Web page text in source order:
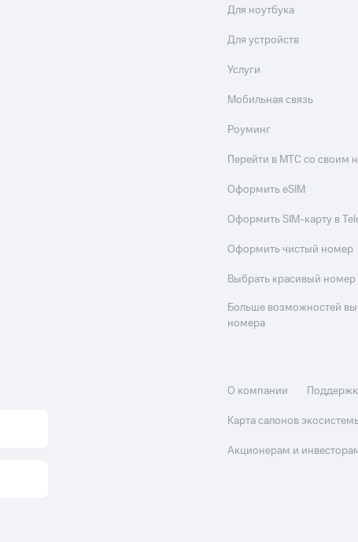
Для ноутбука
Для устройств
Услуги
Мобильная связь
Роуминг
Перейти в МТС со своим
Оформить eSIM
Оформить SIM-карту в
Оформить чистый номер
Выбрать красивый номер
Больше возможностей
номера
О компании
Карта салонов
Акционерам и